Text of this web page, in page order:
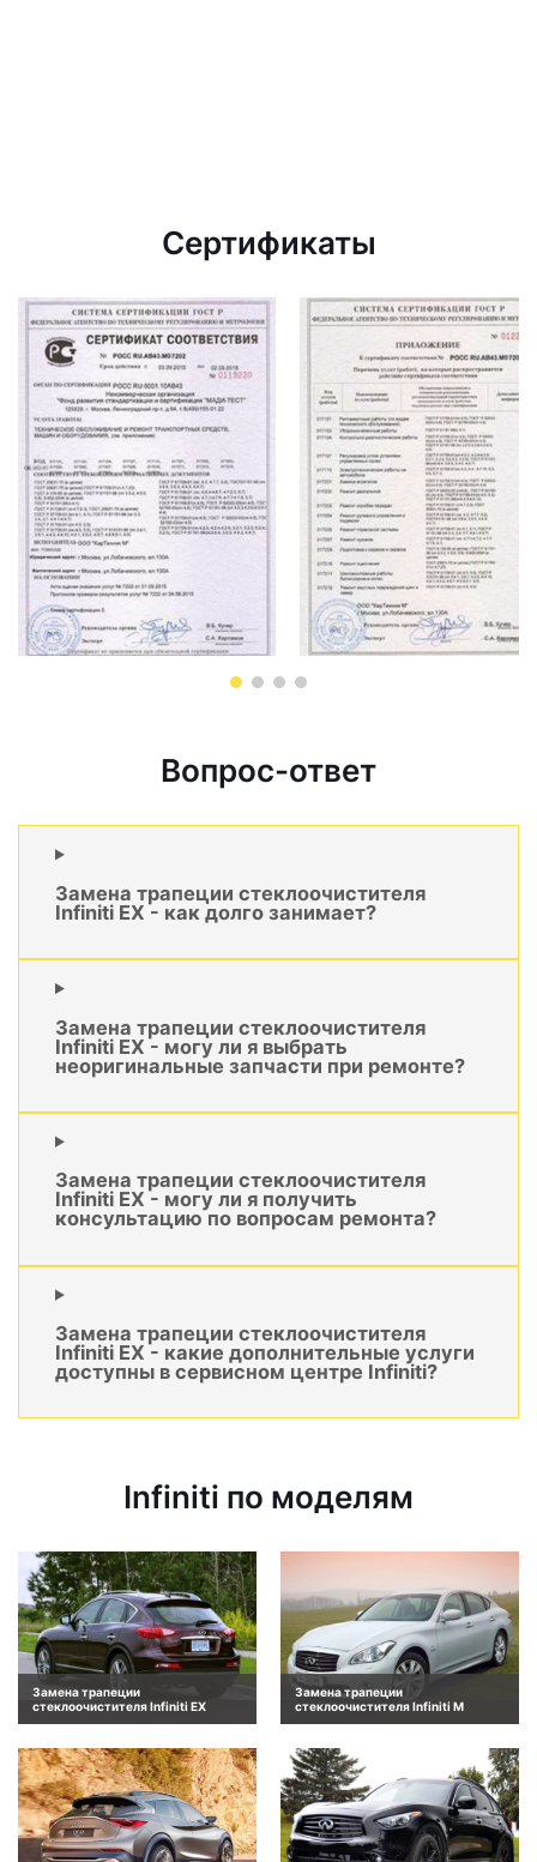
Сертификаты
Вопрос-ответ
Замена трапеции стеклоочистителя
Infiniti EX - как долго занимает?
Замена трапеции стеклоочистителя
Infiniti EX - могу ли я выбрать
неоригинальные запчасти при ремонте?
Замена трапеции стеклоочистителя
Infiniti EX - могу ли я получить
консультацию по вопросам ремонта?
Замена трапеции стеклоочистителя
Infiniti EX - какие дополнительные услуги
доступны в сервисном центре Infiniti?
Infiniti по моделям
Замена трапеции
стеклоочистителя Infiniti EX
Замена трапеции
стеклоочистителя Infiniti M